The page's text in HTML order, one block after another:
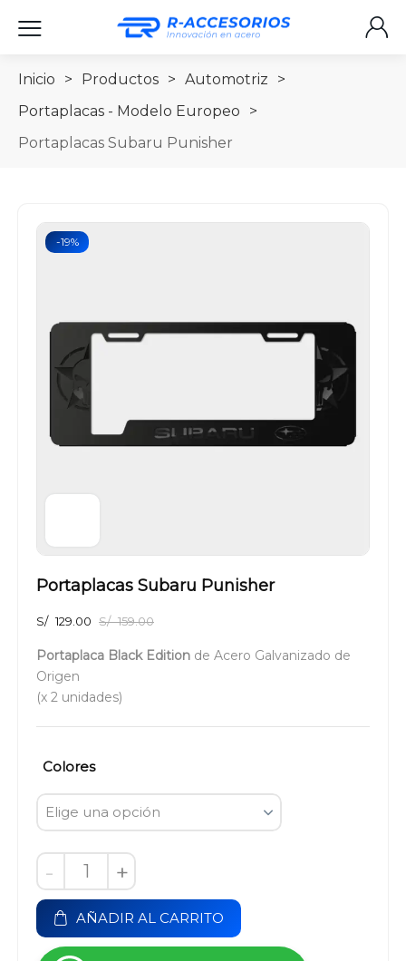
Inicio > Productos > Automotriz
>
Portaplacas - Modelo Europeo
>
Portaplacas Subaru Punisher
-19%
Portaplacas Subaru Punisher
S/ 159.00
S/ 129.00
Portaplaca Black Edition de Acero Galvanizado de
Origen
(x 2 unidades)
Colores
- +
AÑADIR AL CARRITO